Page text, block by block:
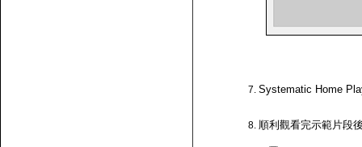
Systematic Home
順利觀看完示範片段